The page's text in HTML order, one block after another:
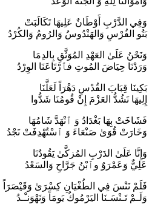
وَفِي الدَّرْبِ أَوْطَانٌ عَلِيهَا تَكَالَبَتْ
بَنُو الفُرْسِ وَالهَنْدُوسُ وَالرُومُ وَالكُرْدُ
وَنَحْنُ عَلَىٰ العَهْدِ المُوَثَّقِ بِالدِمَا
وَرَدْنَا حِيَاضَ المُوتِ فٱرْتَاعَنَا الوِرْدُ
بَكِينَا قِبَابَ القُدْسِ دَهْرَاً لَعَلَّنَا
إِلِيهَا نَشُدُّ العَزْمَ إِنْ قُومُنَا شَدُّوا
فَشَاخَتْ بِهَا بَغْدَادُ وَ ٱنْهَدَّ شَامُهَا
وَخَارَتْ قُوَىٰ صَنْعَاءَ وَ ٱسْتُهْدِفَتْ نَجْدُ
وَإِنَّا عَلَىٰ الدَرْبِ المُزكَّىٰ يَقُودُنَا
عَلِيٌّ وَعَمْرَوٌ وٱبْنُ جَرَّاحِ وَالسَعْدُ
فَلَمْ نَنْسَ فِي الطُغْيَانِ كِسْرَىٰ وَقَيْصَرَاً
وَلَـمْ تَـنْسَـنَا اليَرْمُوكُ يَومَاً وَنَهْوَنـْـدُ